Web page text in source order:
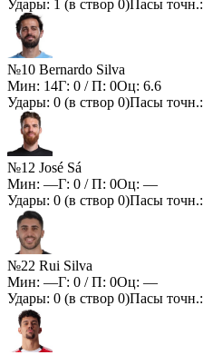
Удары: 1 (в створ 0)Пасы точн.:
№10 Bernardo Silva
Мин: 14Г: 0 / П: 0Оц: 6.6
Удары: 0 (в створ 0)Пасы точн.:
№12 José Sá
Мин: —Г: 0 / П: 0Оц: —
Удары: 0 (в створ 0)Пасы точн.:
№22 Rui Silva
Мин: —Г: 0 / П: 0Оц: —
Удары: 0 (в створ 0)Пасы точн.: